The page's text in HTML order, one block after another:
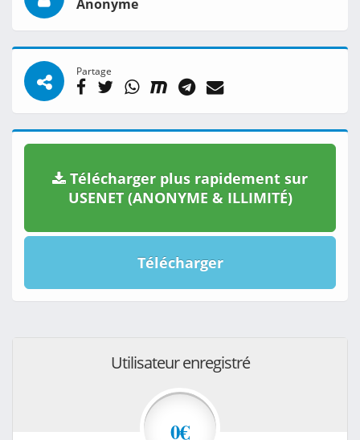
Anonyme
Partage
Télécharger plus rapidement sur
USENET (ANONYME & ILLIMITÉ)
Télécharger
Utilisateur enregistré
0€